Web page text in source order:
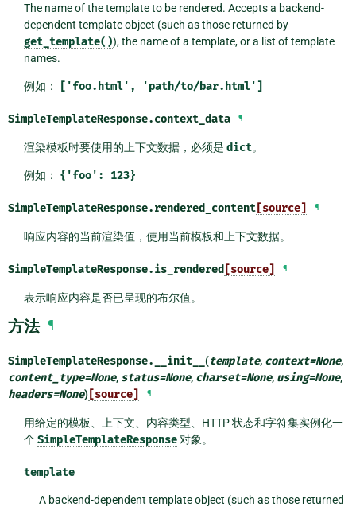
The name of the template to be rendered. Accepts a backend-
dependent template object (such as those returned by
get_template()), the name of a template, or a list of template
names.
例如： ['foo.html', 'path/to/bar.html']
SimpleTemplateResponse.context_data ¶
渲染模板时要使用的上下文数据，必须是 dict。
例如： {'foo': 123}
SimpleTemplateResponse.rendered_content [source] ¶
响应内容的当前渲染值，使用当前模板和上下文数据。
SimpleTemplateResponse.is_rendered [source] ¶
表示响应内容是否已呈现的布尔值。
方法 ¶
SimpleTemplateResponse. __init__ (template, context=None,
content_type=None, status=None, charset=None, using=None,
headers=None) [source] ¶
用给定的模板、上下文、内容类型、HTTP 状态和字符集实例化一
个SimpleTemplateResponse对象。
template
A backend-dependent template object (such as those returned